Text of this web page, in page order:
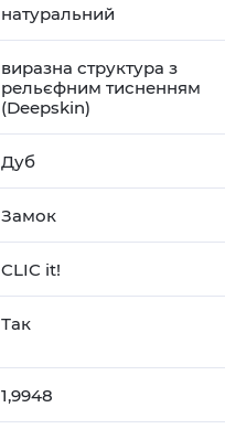
натуральний
виразна структура з
рельєфним тисненням
(Deepskin)
Дуб
Замок
CLIC it!
Так
1,9948